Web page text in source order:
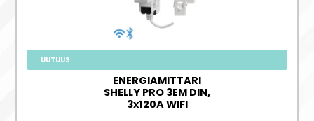
UUTUUS
ENERGIAMITTARI
SHELLY PRO 3EM DIN,
3x120A WIFI